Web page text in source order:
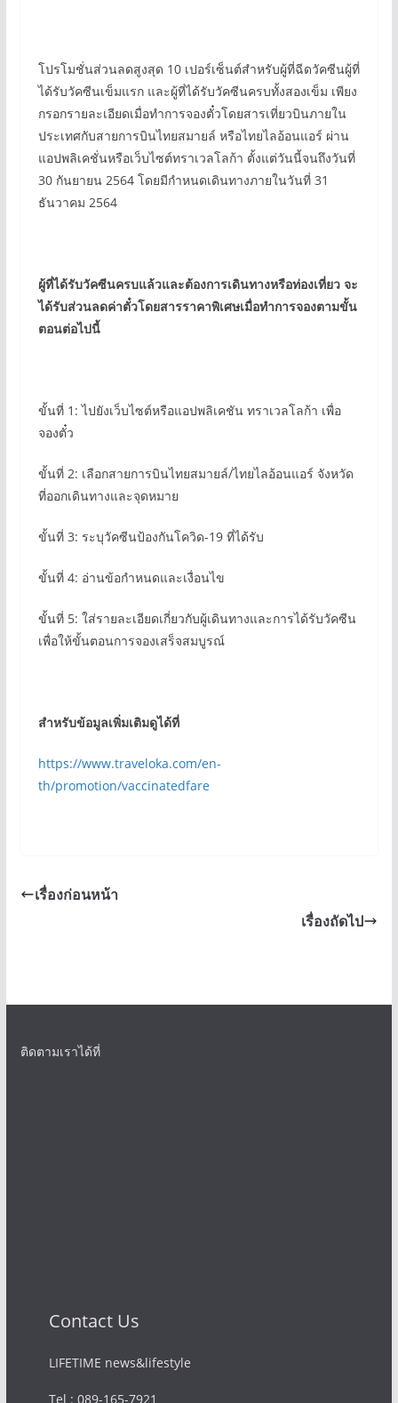
โปรโมชั่นส่วนลดสูงสุด 10 เปอร์เซ็นต์สำหรับผู้ที่ฉีดวัคซีนผู้ที่
ได้รับวัคซีนเข็มแรก และผู้ที่ได้รับวัคซีนครบทั้งสองเข็ม เพียง
กรอกรายละเอียดเมื่อทำการจองตั๋วโดยสารเที่ยวบินภายใน
ประเทศกับสายการบินไทยสมายล์ หรือไทยไลอ้อนแอร์ ผ่าน
แอปพลิเคชั่นหรือเว็บไซต์ทราเวลโลก้า ตั้งแต่วันนี้จนถึงวันที่
30 กันยายน 2564 โดยมีกำหนดเดินทางภายในวันที่ 31
ธันวาคม 2564
ผู้ที่ได้รับวัคซีนครบแล้วและต้องการเดินทางหรือท่องเที่ยว จะ
ได้รับส่วนลดค่าตั๋วโดยสารราคาพิเศษเมื่อทำการจองตามขั้น
ตอนต่อไปนี้
ขั้นที่ 1: ไปยังเว็บไซต์หรือแอปพลิเคชัน ทราเวลโลก้า เพื่อ
จองตั๋ว
ขั้นที่ 2: เลือกสายการบินไทยสมายล์/ไทยไลอ้อนแอร์ จังหวัด
ที่ออกเดินทางและจุดหมาย
ขั้นที่ 3: ระบุวัคซีนป้องกันโควิด-19 ที่ได้รับ
ขั้นที่ 4: อ่านข้อกำหนดและเงื่อนไข
ขั้นที่ 5: ใส่รายละเอียดเกี่ยวกับผู้เดินทางและการได้รับวัคซีน
เพื่อให้ขั้นตอนการจองเสร็จสมบูรณ์
สำหรับข้อมูลเพิ่มเติมดูได้ที่
https://www.traveloka.com/en-
th/promotion/vaccinatedfare
เรื่องก่อนหน้า
เรื่องถัดไป
ติดตามเราได้ที่
Contact Us
LIFETIME news&lifestyle
Tel : 089-165-7921